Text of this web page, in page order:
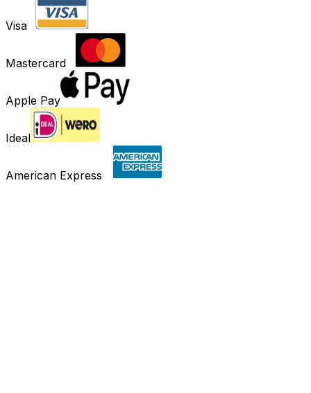
Visa
Mastercard
Apple Pay
Ideal
American Express